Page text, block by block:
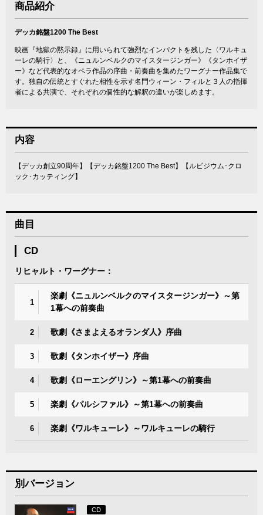
商品紹介
デッカ銘盤1200 The Best
映画『地獄の黙示録』に用いられて強烈なインパクトを残した〈ワルキュ
ーレの騎行〉と、《ニュルンベルクのマイスタージンガー》《タンホイザ
ー》など代表的なオペラ作品の序曲・前奏曲を集めたワーグナー作品集で
す。独自の伝統とすぐれた相性を示す名門ウィーン・フィルと３人の指揮
者による共演で、それぞれの個性的な解釈の違いが楽しめます。
内容
【デッカ創立90周年】【デッカ銘盤1200 The Best】【ルビジウム･クロ
ック･カッティング】
曲目
CD
リヒャルト・ワーグナー：
1
楽劇《ニュルンベルクのマイスタージンガー》～第
1幕への前奏曲
2 歌劇《さまよえるオランダ人》序曲
3 歌劇《タンホイザー》序曲
4 歌劇《ローエングリン》～第1幕への前奏曲
5 楽劇《パルシファル》～第1幕への前奏曲
6 楽劇《ワルキューレ》～ワルキューレの騎行
別バージョン
CD